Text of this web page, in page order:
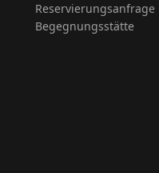
Reservierungsanfrage
Begegnungsstätte